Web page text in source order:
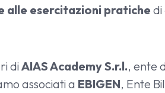
alle esercitazioni pratichedi
diAIAS Academy S.r.l., ente
associati a EBIGEN, Ente